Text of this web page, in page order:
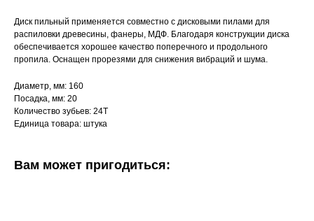
Диск пильный применяется совместно с дисковыми пилами для
распиловки древесины, фанеры, МДФ. Благодаря конструкции диска
обеспечивается хорошее качество поперечного и продольного
пропила. Оснащен прорезями для снижения вибраций и шума.
Диаметр, мм: 160
Посадка, мм: 20
Количество зубьев: 24Т
Единица товара: штука
Вам может пригодиться: